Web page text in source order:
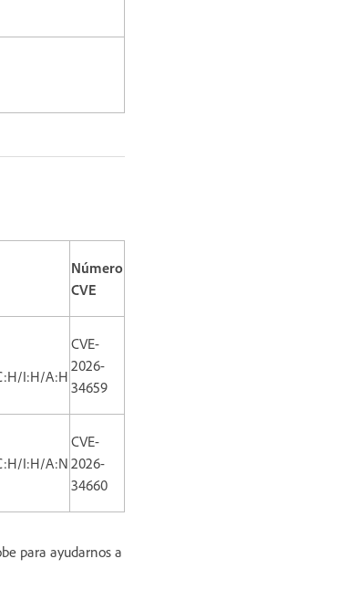
Número
CVE
I:H/A:H
CVE-
2026-
34659
I:H/A:N
CVE-
2026-
34660
para ayudarnos a